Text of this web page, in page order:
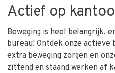
Actief op
Beweging is heel belangrijk,
bureau! Ontdek onze actieve
extra beweging zorgen en
zittend en staand werken af